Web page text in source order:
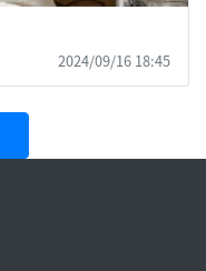
2024/09/16 18:45